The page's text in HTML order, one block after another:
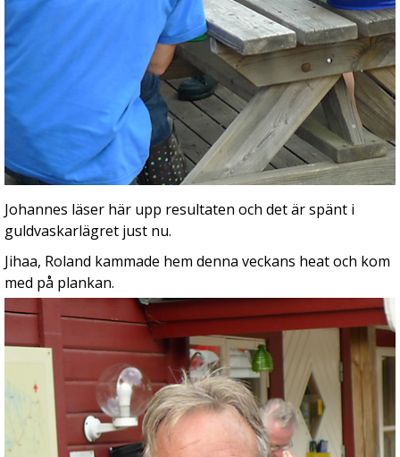
Johannes läser här upp resultaten och det är spänt i
guldvaskarlägret just nu.
Jihaa, Roland kammade hem denna veckans heat och kom
med på plankan.